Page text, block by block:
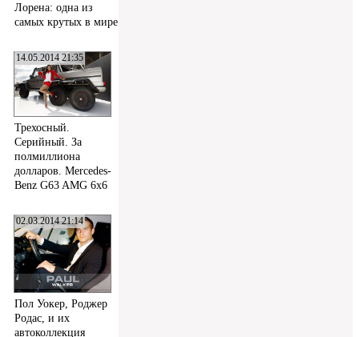
Лорена: одна из
самых крутых в мире
14.05.2014 21:35
Трехосный.
Серийный. За
полмиллиона
долларов. Mercedes-
Benz G63 AMG 6x6
02.03.2014 21:14
Пол Уокер, Роджер
Родас, и их
автоколлекция